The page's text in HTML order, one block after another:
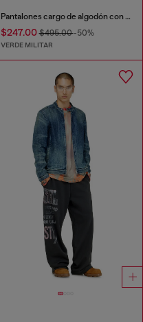
Pantalones cargo de algodón con bandas laterales
$247.00$495.00-50%
VERDE MILITAR